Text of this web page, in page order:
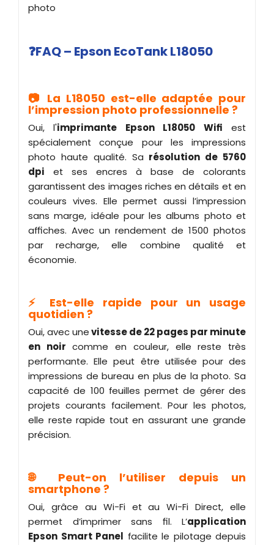
photo
❓FAQ – Epson EcoTank L18050
📷 La L18050 est-elle adaptée pour
l’impression photo professionnelle ?
Oui, l'imprimante Epson L18050 Wifi est
spécialement conçue pour les impressions
photo haute qualité. Sa résolution de 5760
dpi et ses encres à base de colorants
garantissent des images riches en détails et en
couleurs vives. Elle permet aussi l’impression
sans marge, idéale pour les albums photo et
affiches. Avec un rendement de 1500 photos
par recharge, elle combine qualité et
économie.
⚡ Est-elle rapide pour un usage
quotidien ?
Oui, avec unevitesse de 22 pages par minute
en noir comme en couleur, elle reste très
performante. Elle peut être utilisée pour des
impressions de bureau en plus de la photo. Sa
capacité de 100 feuilles permet de gérer des
projets courants facilement. Pour les photos,
elle reste rapide tout en assurant une grande
précision.
🌐 Peut-on l’utiliser depuis un
smartphone ?
Oui, grâce au Wi-Fi et au Wi-Fi Direct, elle
permet d’imprimer sans fil. L’application
Epson Smart Panel facilite le pilotage depuis